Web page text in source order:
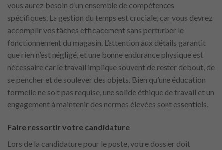
vous aurez besoin d’un ensemble de compétences
spécifiques. La gestion du temps est cruciale, car vous devrez
accomplir vos tâches efficacement sans perturber le
fonctionnement du magasin. L’attention aux détails garantit
que rien n’est négligé, et une bonne endurance physique est
nécessaire car le travail implique souvent de rester debout, de
se pencher et de soulever des objets. Bien qu’une éducation
formelle ne soit pas requise, une solide éthique de travail et un
engagement à maintenir des normes élevées sont essentiels.
Faire ressortir votre candidature
Lors de la candidature pour le poste, votre dossier doit